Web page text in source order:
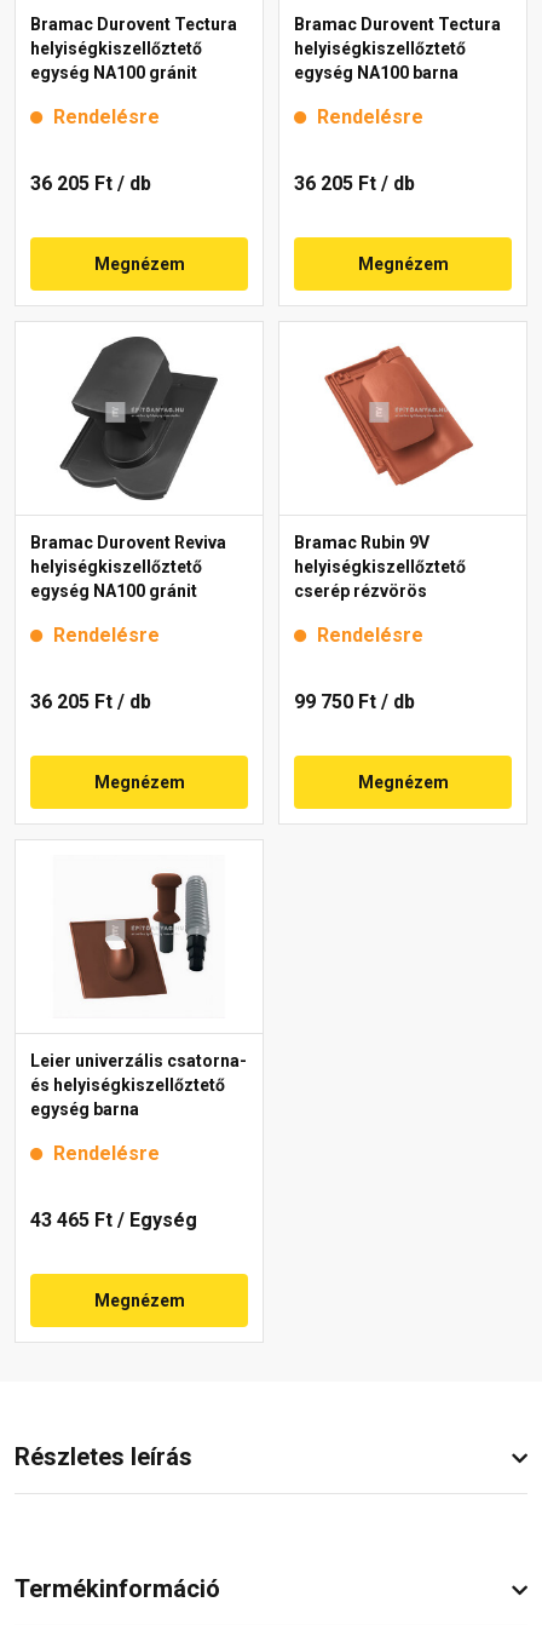
Bramac Durovent Tectura
helyiségkiszellőztető
egység NA100 gránit
Rendelésre
36 205 Ft / db
Megnézem
Bramac Durovent Tectura
helyiségkiszellőztető
egység NA100 barna
Rendelésre
36 205 Ft / db
Megnézem
Bramac Durovent Reviva
helyiségkiszellőztető
egység NA100 gránit
Rendelésre
36 205 Ft / db
Megnézem
Bramac Rubin 9V
helyiségkiszellőztető
cserép rézvörös
Rendelésre
99 750 Ft / db
Megnézem
Leier univerzális csatorna-
és helyiségkiszellőztető
egység barna
Rendelésre
43 465 Ft / Egység
Megnézem
Részletes leírás
Termékinformáció